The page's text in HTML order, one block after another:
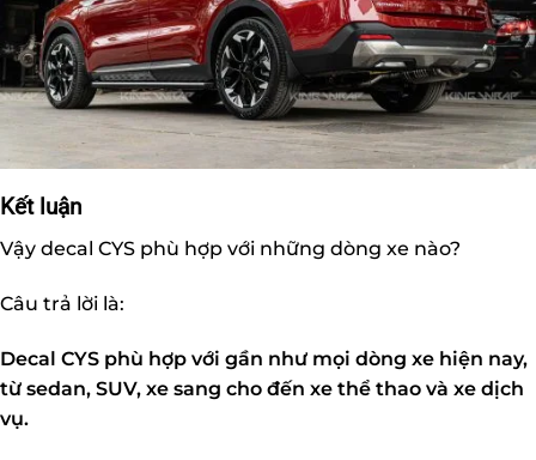
Kết luận
Vậy decal CYS phù hợp với những dòng xe nào?
Câu trả lời là:
Decal CYS phù hợp với gần như mọi dòng xe hiện nay,
từ sedan, SUV, xe sang cho đến xe thể thao và xe dịch
vụ.